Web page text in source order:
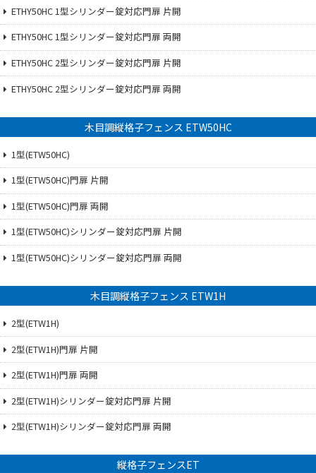
ETHY50HC 1型シリンダー錠対応門扉 片開
ETHY50HC 1型シリンダー錠対応門扉 両開
ETHY50HC 2型シリンダー錠対応門扉 片開
ETHY50HC 2型シリンダー錠対応門扉 両開
木目調縦格子フェンス ETW50HC
1型(ETW50HC)
1型(ETW50HC)門扉 片開
1型(ETW50HC)門扉 両開
1型(ETW50HC)シリンダー錠対応門扉 片開
1型(ETW50HC)シリンダー錠対応門扉 両開
木目調縦格子フェンス ETW1H
2型(ETW1H)
2型(ETW1H)門扉 片開
2型(ETW1H)門扉 両開
2型(ETW1H)シリンダー錠対応門扉 片開
2型(ETW1H)シリンダー錠対応門扉 両開
縦格子フェンスET